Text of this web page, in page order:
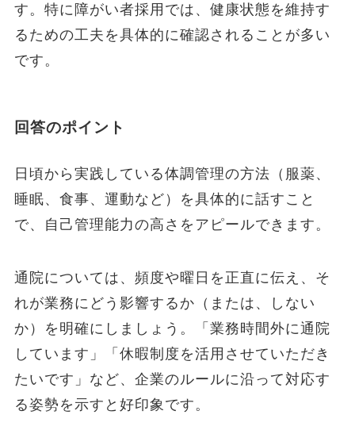
す。特に障がい者採用では、健康状態を維持す
るための工夫を具体的に確認されることが多い
です。
回答のポイント
日頃から実践している体調管理の方法（服薬、
睡眠、食事、運動など）を具体的に話すこと
で、自己管理能力の高さをアピールできます。
通院については、頻度や曜日を正直に伝え、そ
れが業務にどう影響するか（または、しない
か）を明確にしましょう。「業務時間外に通院
しています」「休暇制度を活用させていただき
たいです」など、企業のルールに沿って対応す
る姿勢を示すと好印象です。